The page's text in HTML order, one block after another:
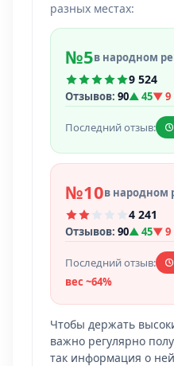
разных местах:
№5в народном
9 524
Отзывов: 90▲ 45▼ 9
Последний отзыв:
№10в народном
4 241
Отзывов: 90▲ 45▼ 9
Последний отзыв:
вес ~64%
Чтобы держать
важно регулярно
так информация о ней